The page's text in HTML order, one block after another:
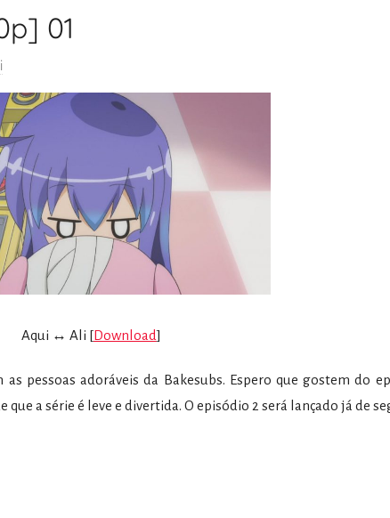
01
Aqui ↔ Ali [Download]
pessoas adoráveis da Bakesubs. Espero que gostem do
a série é leve e divertida. O episódio 2 será lançado já de